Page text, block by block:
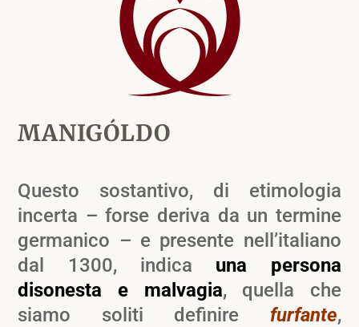
MANIGÓLDO
Questo sostantivo, di etimologia
incerta – forse deriva da un termine
germanico – e presente nell’italiano
dal 1300, indica una persona
disonesta e malvagia, quella che
siamo soliti definire furfante,